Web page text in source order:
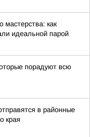
мастерства: как
идеальной парой
порадуют всю
в районные
края